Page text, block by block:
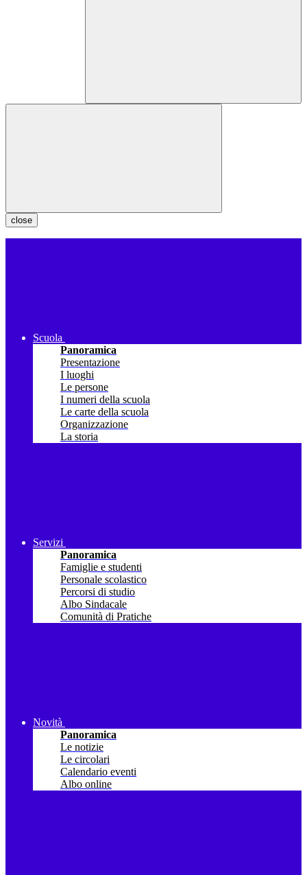
close
Scuola
Panoramica
Presentazione
I luoghi
Le persone
I numeri della scuola
Le carte della scuola
Organizzazione
La storia
Servizi
Panoramica
Famiglie e studenti
Personale scolastico
Percorsi di studio
Albo Sindacale
Comunità di Pratiche
Novità
Panoramica
Le notizie
Le circolari
Calendario eventi
Albo online